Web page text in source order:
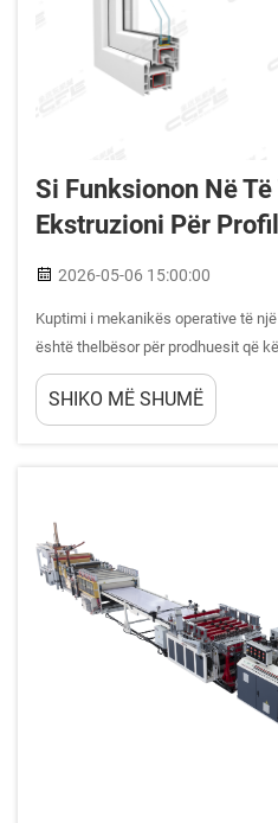
Si Funksionon Në
Ekstruzioni Për
2026-05-06 15:00:00
Kuptimi i mekanikës operative të
është thelbësor për prodhuesit që
efikasitetin e prodhimit dhe cilësinë
materialeve ndërtimi. Ky sistem
SHIKO MË SHUMË